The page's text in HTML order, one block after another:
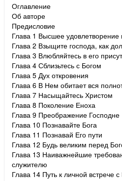
Оглавление
Об авторе
Предисловие
Глава 1 Высшее удовлетворение
Глава 2 Взыщите господа, как
Глава 3 Влюбляйтесь в его
Глава 4 Сблизьтесь с Богом
Глава 5 Дух откровения
Глава 6 В Нем обитает вся
Глава 7 Насыщайтесь Христом
Глава 8 Поколение Еноха
Глава 9 Преображение Господне
Глава 10 Познавайте Бога
Глава 11 Познавай Его пути
Глава 12 Будь великим перед
Глава 13 Наиважнейшие
служителю
Глава 14 Путь к личной встрече